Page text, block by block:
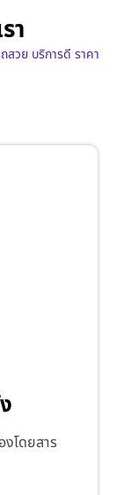
า
สวย บริการดี ราคา
โดยสาร